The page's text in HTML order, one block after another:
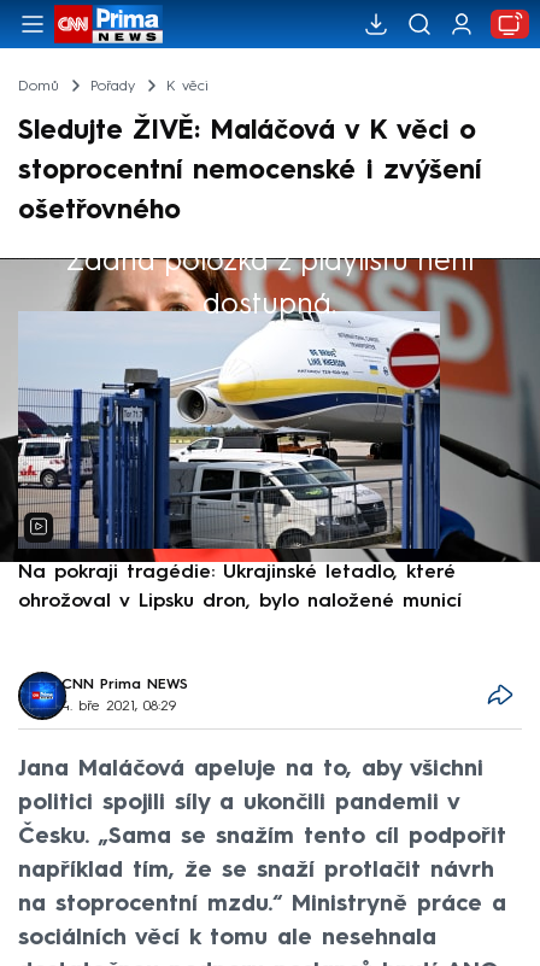
Domů Pořady K věci
Sledujte ŽIVĚ: Maláčová v K věci o
stoprocentní nemocenské i zvýšení
ošetřovného
Žádná položka z playlistu není
dostupná.
Výběr redakce
Na pokraji tragédie: Ukrajinské letadlo, které
ohrožoval v Lipsku dron, bylo naložené municí
CNN Prima NEWS
4. bře 2021, 08:29
Jana Maláčová apeluje na to, aby všichni
politici spojili síly a ukončili pandemii v
Česku. „Sama se snažím tento cíl podpořit
například tím, že se snaží protlačit návrh
na stoprocentní mzdu.“ Ministryně práce a
sociálních věcí k tomu ale nesehnala